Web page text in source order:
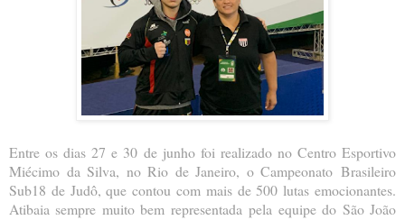
Entre os dias 27 e 30 de junho foi realizado no Centro Esportivo
Miécimo da Silva, no Rio de Janeiro, o Campeonato Brasileiro
Sub18 de Judô, que contou com mais de 500 lutas emocionantes.
Atibaia sempre muito bem representadapela equipe do São João